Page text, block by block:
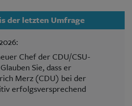
der letzten Umfrage
Chef der CDU/CSU-
Sie, dass er
Merz (CDU) bei der
erfolgsversprechend